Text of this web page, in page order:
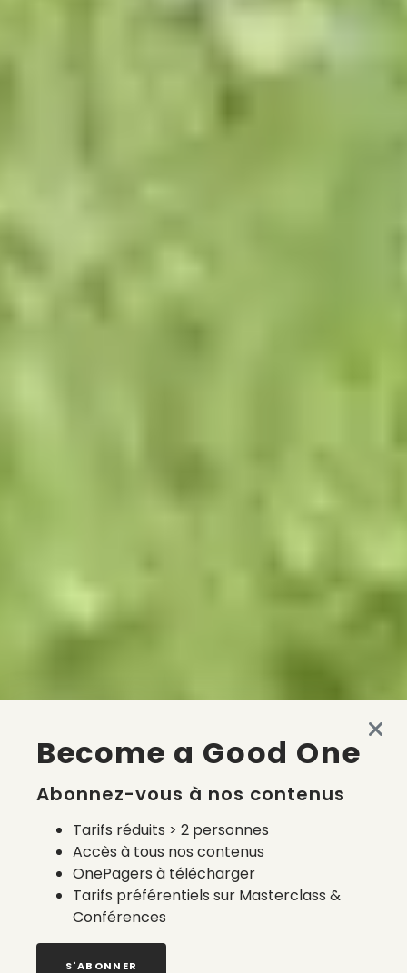
Become a Good One
Abonnez-vous à nos contenus
Tarifs réduits > 2 personnes
Accès à tous nos contenus
OnePagers à télécharger
Tarifs préférentiels sur Masterclass &
Conférences
S'ABONNER